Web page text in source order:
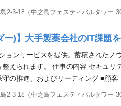
ットワーク全体としての構成・契
ント経験 ■NWに関する一般的な知
たヘルスケア業界向けに、IT化構
2-3-18（中之島フェスティバルタワー
)】大手製薬会社のIT課題
ョンサービスを提供。蓄積された
えられます。 仕事の内容 セキュ
の推進、およびリーディング ■顧
応、社内事務等 必要な能力・経験
【こんな方を歓迎します】 ■プ
2-3-18（中之島フェスティバルタワー